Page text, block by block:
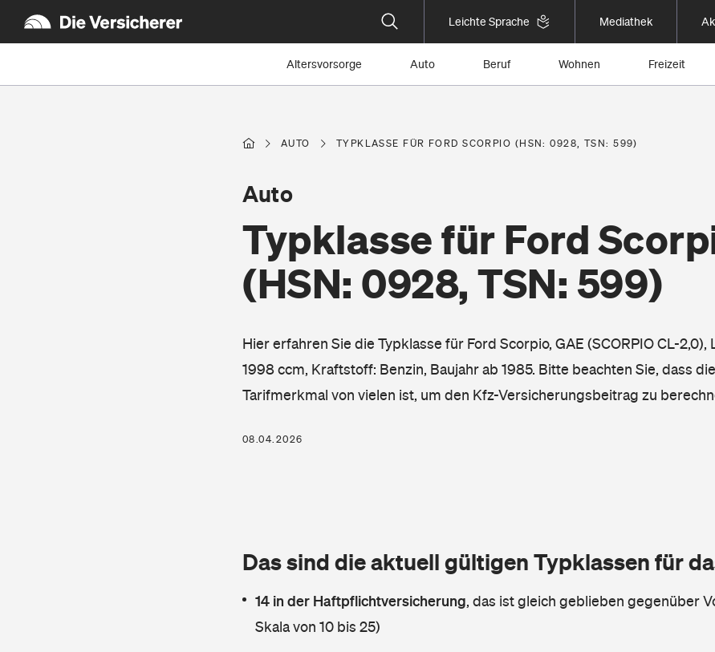
Leichte Sprache Mediathek
Altersvorsorge Auto Beruf Wohnen Freizeit
AUTO TYPKLASSE FÜR FORD SCORPIO (HSN: 0928, TSN: 599)
Typklasse für Ford
(HSN: 0928, TSN: 599)
Auto
Hier erfahren Sie die Typklasse für Ford Scorpio, GAE (SCORPIO CL-2,0),
1998 ccm, Kraftstoff: Benzin, Baujahr ab 1985. Bitte beachten Sie, dass
Tarifmerkmal von vielen ist, um den Kfz-Versicherungsbeitrag zu
08.04.2026
Das sind die aktuell gültigen Typklassen für
14 in der Haftpflichtversicherung, das ist gleich geblieben gegenüber
Skala von 10 bis 25)